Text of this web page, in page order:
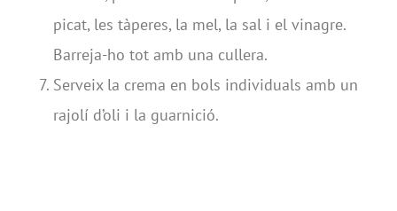
picat, les tàperes, la mel, la sal i el vinagre.
Barreja-ho tot amb una cullera.
Serveix la crema en bols individuals amb un
rajolí d’oli i la guarnició.